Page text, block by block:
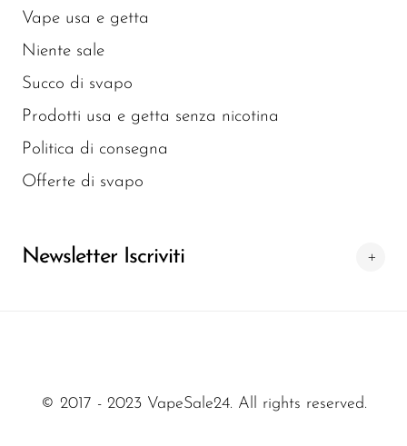
Flavors soddisfa una vasta gamma di gusti,
assicurando sempre l'abbinamento perfetto
e migliora oggi la tua esperienza di vaping!
collezione include e-liquid con sale di
nicotina, high-VG, high-PG, succhi 50/50,
Vape usa e getta
Niente sale
Succo di svapo
Prodotti usa e getta senza nicotina
Politica di consegna
Offerte di svapo
Newsletter Iscriviti
© 2017 - 2023 VapeSale24. All rights reserved.